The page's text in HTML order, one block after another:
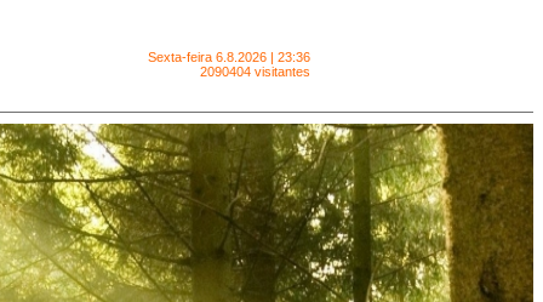
Sexta-feira 6.8.2026 | 23:36
2090404 visitantes